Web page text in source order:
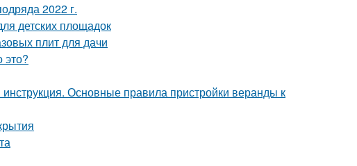
2022 г.
детских площадок
плит для дачи
это?
Основные правила пристройки веранды к